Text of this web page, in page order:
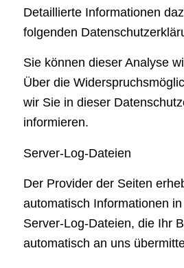
Detaillierte Informationen
folgenden
Sie können dieser Analyse
Über die
wir Sie in dieser
informieren.
Server-Log-Dateien
Der Provider der Seiten
automatisch Informationen
Server-Log-Dateien, die Ihr
automatisch an uns